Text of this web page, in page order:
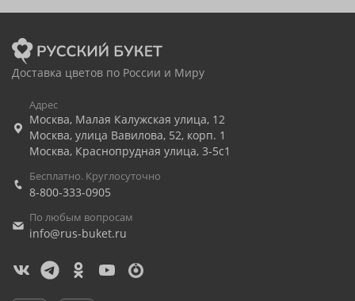
Доставка цветов по России и Миру
Адрес
Москва, Малая Калужская улица, 12
Москва, улица Вавилова, 52, корп. 1
Москва, Краснопрудная улица, 3-5с1
Бесплатно. Круглосуточно
8-800-333-0905
По любым вопросам
info@rus-buket.ru